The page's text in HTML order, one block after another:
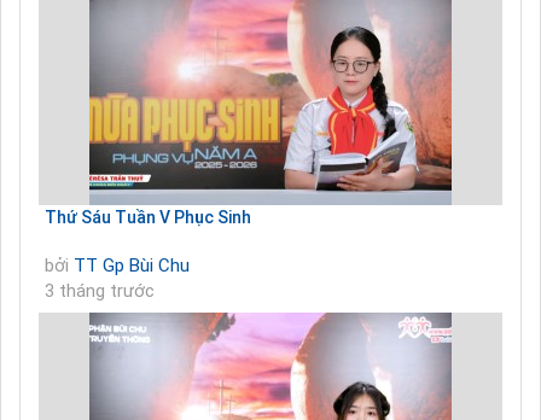
Thứ Sáu Tuần V Phục Sinh
bởi TT Gp Bùi Chu
3 tháng trước